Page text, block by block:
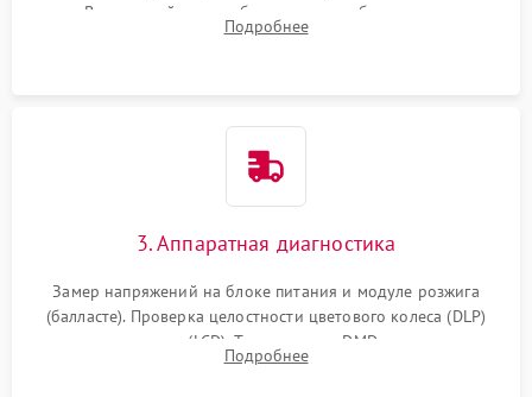
пыли. Визуальный осмотр блока питания, балласта лампы и
материнской платы на наличие прогаров или вздутых
Подробнее
3. Аппаратная диагностика
Замер напряжений на блоке питания и модуле розжига
(балласте). Проверка целостности цветового колеса (DLP)
или поляризаторов (LCD). Тестирование DMD-чипа, датчиков
температуры и оптопар с помощью мультиметра и
Подробнее